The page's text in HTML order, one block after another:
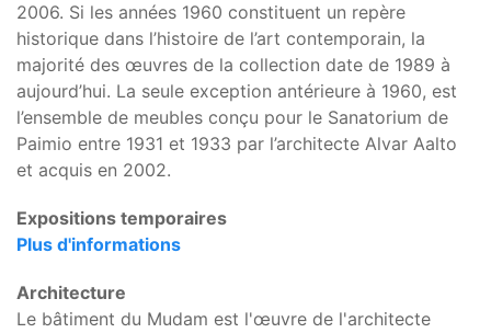
2006. Si les années 1960 constituent un repère
historique dans l’histoire de l’art contemporain, la
majorité des œuvres de la collection date de 1989 à
aujourd’hui. La seule exception antérieure à 1960, est
l’ensemble de meubles conçu pour le Sanatorium de
Paimio entre 1931 et 1933 par l’architecte Alvar Aalto
et acquis en 2002.
Expositions temporaires
Plus d'informations
Architecture
Le bâtiment du Mudam est l'œuvre de l'architecte